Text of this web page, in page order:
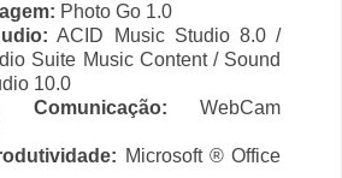
Photo Go 1.0
ACID Music Studio 8.0 /
Suite Music Content / Sound
10.0
WebCam
Microsoft ® Office